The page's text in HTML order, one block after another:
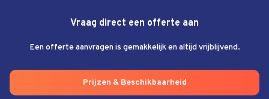
Vraag direct een offerte aan
Een offerte aanvragen is gemakkelijk en altijd vrijblijvend.
Prijzen & Beschikbaarheid